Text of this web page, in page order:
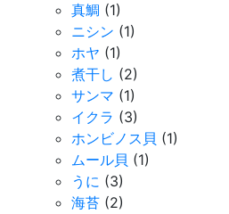
真鯛 (1)
ニシン (1)
ホヤ (1)
煮干し (2)
サンマ (1)
イクラ (3)
ホンビノス貝 (1)
ムール貝 (1)
うに (3)
海苔 (2)